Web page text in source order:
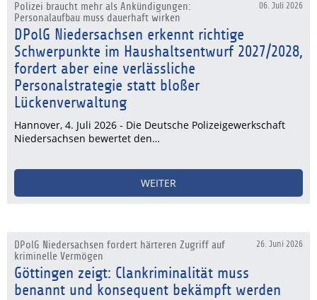
06. Juli 2026
Polizei braucht mehr als Ankündigungen:
Personalaufbau muss dauerhaft wirken
DPolG Niedersachsen erkennt richtige
Schwerpunkte im Haushaltsentwurf 2027/2028,
fordert aber eine verlässliche
Personalstrategie statt bloßer
Lückenverwaltung
Hannover, 4. Juli 2026 - Die Deutsche Polizeigewerkschaft
Niedersachsen bewertet den…
WEITER
26. Juni 2026
DPolG Niedersachsen fordert härteren Zugriff auf
kriminelle Vermögen
Göttingen zeigt: Clankriminalität muss
benannt und konsequent bekämpft werden